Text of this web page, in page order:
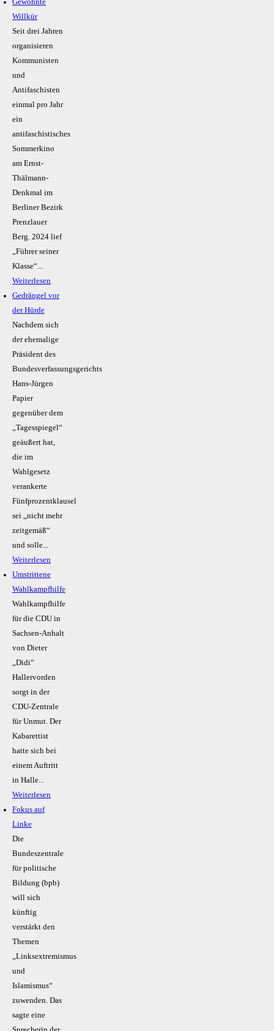
Gewohnte
Willkür
Seit drei Jahren
organisieren
Kommunisten
und
Antifaschisten
einmal pro Jahr
ein
antifaschistisches
Sommerkino
am Ernst-
Thälmann-
Denkmal im
Berliner Bezirk
Prenzlauer
Berg. 2024 lief
„Führer seiner
Klasse“...
Weiterlesen
Gedrängel vor
der Hürde
Nachdem sich
der ehemalige
Präsident des
Bundesverfassungsgerichts
Hans-Jürgen
Papier
gegenüber dem
„Tagesspiegel“
geäußert hat,
die im
Wahlgesetz
verankerte
Fünfprozentklausel
sei „nicht mehr
zeitgemäß“
und solle...
Weiterlesen
Umstrittene
Wahlkampfhilfe
Wahlkampfhilfe
für die CDU in
Sachsen-Anhalt
von Dieter
„Didi“
Hallervorden
sorgt in der
CDU-Zentrale
für Unmut. Der
Kabarettist
hatte sich bei
einem Auftritt
in Halle...
Weiterlesen
Fokus auf
Linke
Die
Bundeszentrale
für politische
Bildung (bpb)
will sich
künftig
verstärkt den
Themen
„Linksextremismus
und
Islamismus“
zuwenden. Das
sagte eine